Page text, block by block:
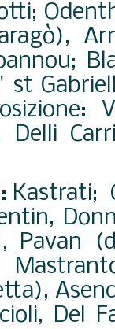
Delli
: Kastrati;
Pavan
Del